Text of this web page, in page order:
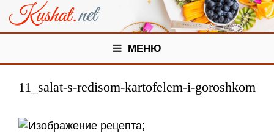
МЕНЮ
11_salat-s-redisom-kartofelem-i-goroshkom
;